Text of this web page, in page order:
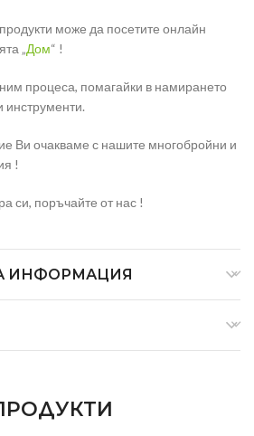
може да посетите онлайн
„Дом“ !
процеса, помагайки в намирането
инструменти.
Ви очакваме с нашите многобройни и
!
си, поръчайте от нас !
ИНФОРМАЦИЯ